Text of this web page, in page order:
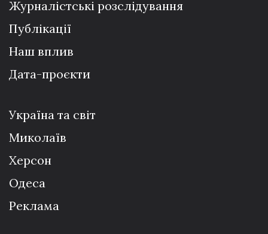
Журналістські розслідування
Публікації
Наш вплив
Дата-проєкти
Україна та світ
Миколаїв
Херсон
Одеса
Реклама